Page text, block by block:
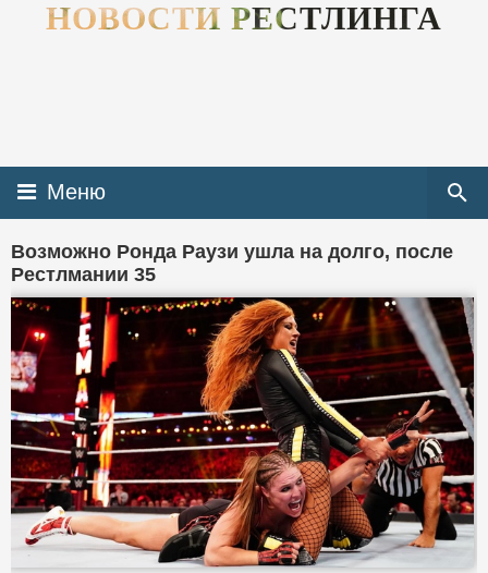
НОВОСТИ РЕСТЛИНГА
Меню
Возможно Ронда Раузи ушла на долго, после
Рестлмании 35